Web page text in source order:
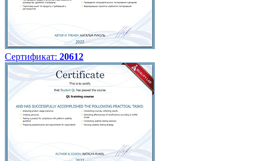
Сертификат: 20612